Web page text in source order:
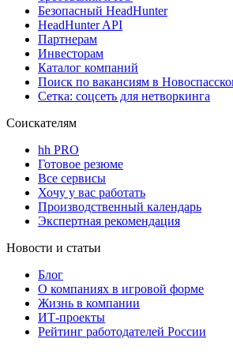
Безопасный HeadHunter
HeadHunter API
Партнерам
Инвесторам
Каталог компаний
Поиск по вакансиям в
Сетка: соцсеть для нетворкинга
Соискателям
hh PRO
Готовое резюме
Все сервисы
Хочу у вас работать
Производственный календарь
Экспертная рекомендация
Новости и статьи
Блог
О компаниях в игровой форме
Жизнь в компании
ИТ-проекты
Рейтинг работодателей России